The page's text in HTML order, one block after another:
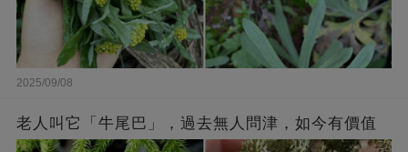
2025/09/08
老人叫它「牛尾巴」，過去無人問津，如今有價值